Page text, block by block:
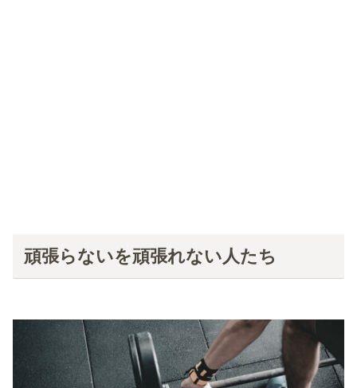
頑張らないを頑張れない人たち